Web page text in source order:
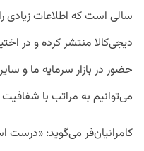
سالی است که اطلاعات زیادی
دیجی‌کالا منتشر کرده و در
حضور در بازار سرمایه‌ ما و
می‌توانیم به مراتب با
کامرانیان‌فر می‌گوید: «درست